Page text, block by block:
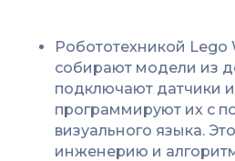
Робототехникой Lego
собирают модели из
подключают датчики
программируют их с
визуального языка.
инженерию и